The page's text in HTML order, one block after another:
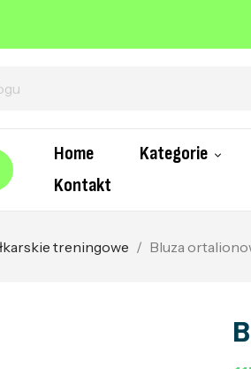
Home Kategorie
Kontakt
treningowe Bluza